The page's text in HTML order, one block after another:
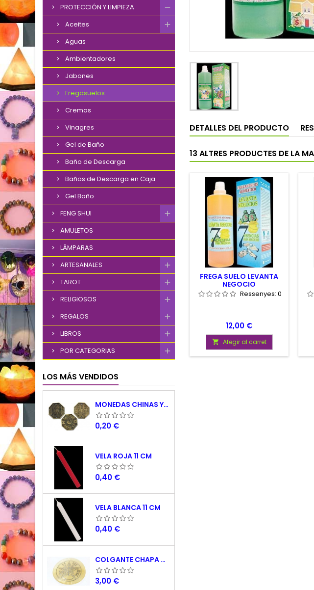
PROTECCIÓN Y LIMPIEZA
Aceites
Aguas
Ambientadores
Jabones
Fregasuelos
Cremas
Vinagres
Gel de Baño
Baño de Descarga
Baños de Descarga en Caja
Gel Baño
FENG SHUI
AMULETOS
LÁMPARAS
ARTESANALES
TAROT
RELIGIOSOS
REGALOS
LIBROS
POR CATEGORIAS
LOS MÁS VENDIDOS
MONEDAS CHINAS YING YANG
Precio
0,20 €
VELA ROJA 11 CM
Precio
0,40 €
VELA BLANCA 11 CM
Precio
0,40 €
COLGANTE CHAPA NACAR TETRAGRAMATON 5 CM
Precio
3,00 €
DETALLES DEL PRODUCTO
13 ALTRES PRODUCTES DE LA
FREGA SUELO LEVANTA
NEGOCIO
Ressenyes: 0
Preu
12,00 €
 Afegir al carret